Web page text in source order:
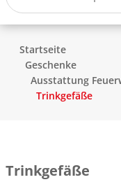
Startseite
Geschenke
Ausstattung
Trinkgefäße
Trinkgefäße